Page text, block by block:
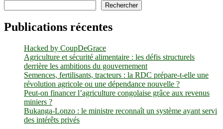
botte
feuilles
Manioc
atteint
10
000
voire
12
000
FC
Rechercher
Publications récentes
Hacked by CoupDeGrace
Agriculture et sécurité alimentaire : les défis structurels
derrière les ambitions du gouvernement
Semences, fertilisants, tracteurs : la RDC prépare-t-elle une
révolution agricole ou une dépendance nouvelle ?
Peut-on financer l’agriculture congolaise grâce aux revenus
miniers ?
Bukanga-Lonzo : le ministre reconnaît un système ayant servi
des intérêts privés